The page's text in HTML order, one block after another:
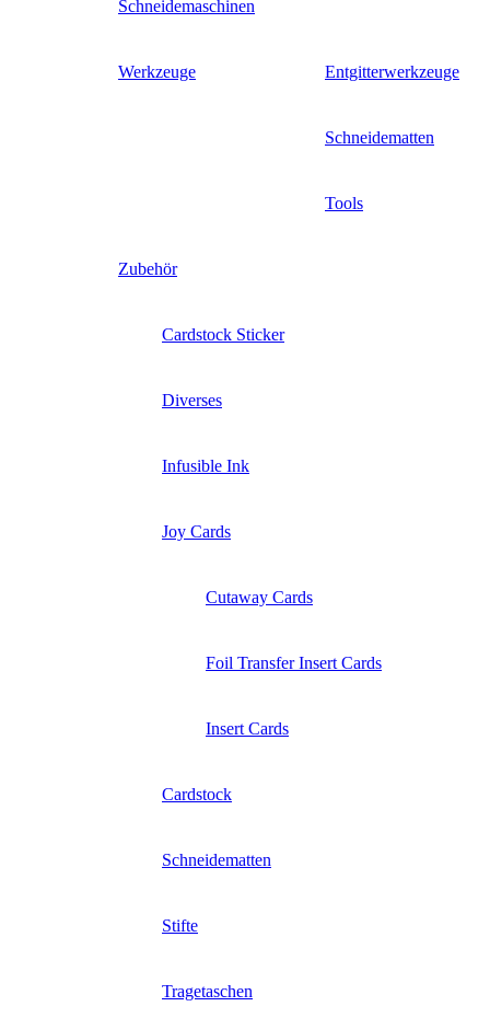
Schneidemaschinen
Werkzeuge Entgitterwerkzeuge
Schneidematten
Tools
Zubehör
Cardstock Sticker
Diverses
Infusible Ink
Joy Cards
Cutaway Cards
Foil Transfer Insert Cards
Insert Cards
Cardstock
Schneidematten
Stifte
Tragetaschen